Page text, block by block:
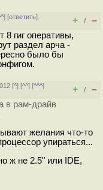
] [ответить]
+ / –
8 гиг оперативы,
раздел арча -
было бы
[^] [^^] [^^^]
+ / –
в рам-драйв
желания что-то
упираться...
ж не 2.5" или IDE,